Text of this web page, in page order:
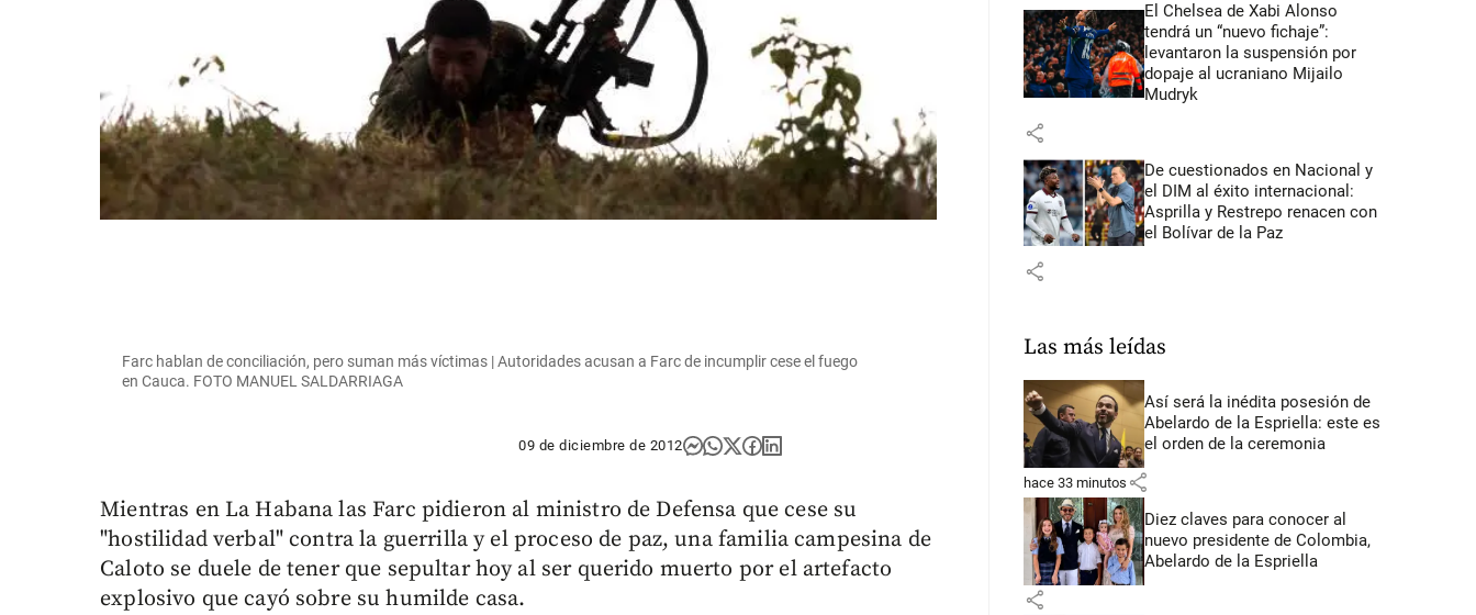
Farc hablan de conciliación, pero suman más víctimas | Autoridades acusan a Farc de incumplir cese el fuego
en Cauca. FOTO MANUEL SALDARRIAGA
09 de diciembre de 2012
Mientras en La Habana las Farc pidieron al ministro de Defensa que cese su
"hostilidad verbal" contra la guerrilla y el proceso de paz, una familia campesina de
Caloto se duele de tener que sepultar hoy al ser querido muerto por el artefacto
explosivo que cayó sobre su humilde casa.
El Chelsea de Xabi Alonso
tendrá un “nuevo fichaje”:
levantaron la suspensión por
dopaje al ucraniano Mijailo
Mudryk
share
De cuestionados en Nacional y
el DIM al éxito internacional:
Asprilla y Restrepo renacen con
el Bolívar de la Paz
share
Las más leídas
Así será la inédita posesión de
Abelardo de la Espriella: este es
el orden de la ceremonia
hace 33 minutos share
Diez claves para conocer al
nuevo presidente de Colombia,
Abelardo de la Espriella
share